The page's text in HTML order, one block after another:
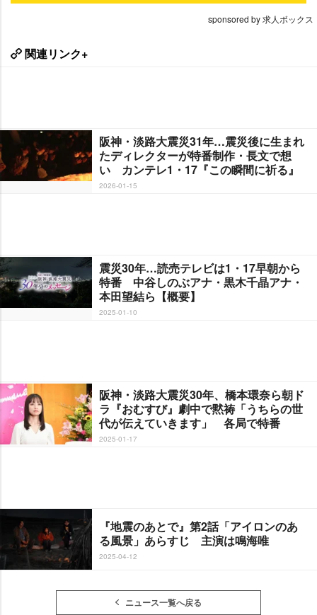
sponsored by 求人ボックス
関連リンク+
阪神・淡路大震災31年…震災後に生まれ
たディレクターが特番制作・長文で想
い カンテレ1・17『この瞬間に祈る』
2026-01-15
震災30年…読売テレビは1・17早朝から
特番 中谷しのぶアナ・黒木千晶アナ・
本田望結ら【概要】
2025-01-10
阪神・淡路大震災30年、橋本環奈ら朝ド
ラ『おむすび』劇中で黙祷「うちらの世
代が伝えていきます」 各局で特番
2025-01-17
『地震のあとで』第2話「アイロンのあ
る風景」あらすじ 主演は鳴海唯
2025-04-12
ニュース一覧へ戻る